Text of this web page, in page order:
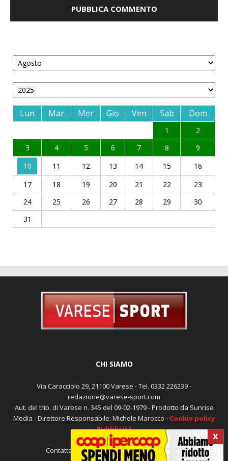
Lun Mar Mer Gio Ven Sab Dom
1
2
3
4 5 6 7 8
9
10
11 12 13 14 15
16
17
18 19 20 21 22
23
24
25 26 27 28 29
30
31
X
CHI SIAMO
Via Caracciolo 29, 21100 Varese - Tel. 0332 226239 -
redazione@varese-sport.com
Aut. del trib. di Varese n. 345 del 09-02-1979 - Prodotto da Sunrise
Media - Direttore Responsabile: Michele Marocco - Cookie policy
Pubblicità
Contattaci: redazione@varese-sport.com